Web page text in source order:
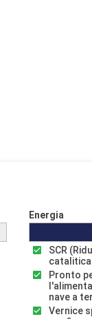
Energia
SCR
Pronto
nave a
Vernice